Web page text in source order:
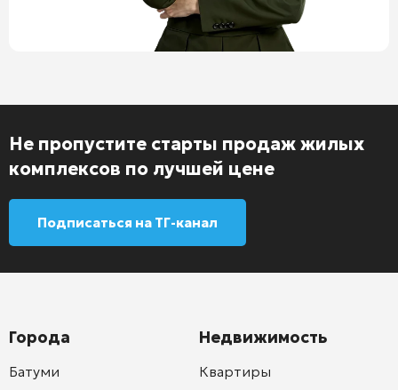
Не пропустите старты продаж жилых
комплексов по лучшей цене
Подписаться на ТГ-канал
Города
Батуми
Недвижимость
Квартиры